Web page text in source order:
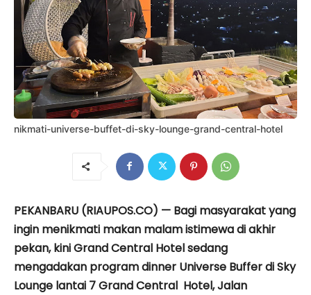
nikmati-universe-buffet-di-sky-lounge-grand-central-hotel
PEKANBARU (RIAUPOS.CO) — Bagi masyarakat yang
ingin menikmati makan malam istimewa di akhir
pekan, kini Grand Central Hotel sedang
mengadakan program dinner Universe Buffer di Sky
Lounge lantai 7 Grand Central Hotel, Jalan